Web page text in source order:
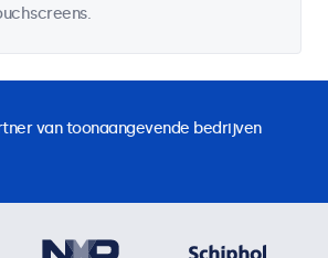
van toonaangevende bedrijven